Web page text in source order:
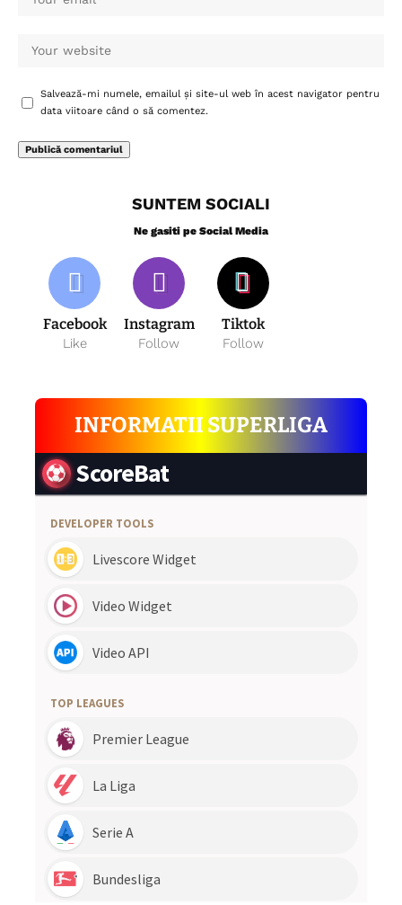
Salvează-mi numele, emailul și site-ul web în acest navigator pentru
data viitoare când o să comentez.
SUNTEM SOCIALI
Ne gasiti pe Social Media
Facebook
Like
Instagram
Follow
Tiktok
Follow
INFORMATII SUPERLIGA